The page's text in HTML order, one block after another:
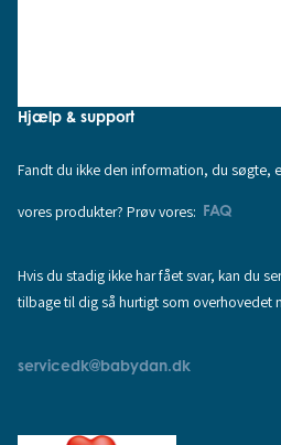
Hjælp & support
Fandt du ikke den information, du søgte,
vores produkter? Prøv vores: FAQ
Hvis du stadig ikke har fået svar, kan du
tilbage til dig så hurtigt som overhovedet
servicedk@babydan.dk